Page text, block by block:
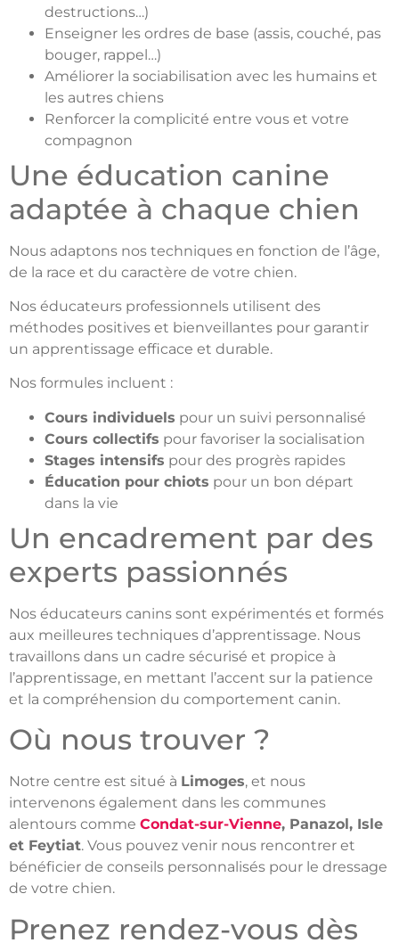
destructions…)
Enseigner les ordres de base (assis, couché, pas
bouger, rappel…)
Améliorer la sociabilisation avec les humains et
les autres chiens
Renforcer la complicité entre vous et votre
compagnon
Une éducation canine
adaptée à chaque chien
Nous adaptons nos techniques en fonction de l’âge,
de la race et du caractère de votre chien.
Nos éducateurs professionnels utilisent des
méthodes positives et bienveillantes pour garantir
un apprentissage efficace et durable.
Nos formules incluent :
Cours individuels pour un suivi personnalisé
Cours collectifs pour favoriser la socialisation
Stages intensifs pour des progrès rapides
Éducation pour chiots pour un bon départ
dans la vie
Un encadrement par des
experts passionnés
Nos éducateurs canins sont expérimentés et formés
aux meilleures techniques d’apprentissage. Nous
travaillons dans un cadre sécurisé et propice à
l’apprentissage, en mettant l’accent sur la patience
et la compréhension du comportement canin.
Où nous trouver ?
Notre centre est situé à Limoges, et nous
intervenons également dans les communes
alentours comme Condat-sur-Vienne, Panazol, Isle
et Feytiat. Vous pouvez venir nous rencontrer et
bénéficier de conseils personnalisés pour le dressage
de votre chien.
Prenez rendez-vous dès